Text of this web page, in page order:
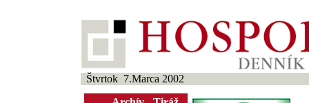
Štvrtok 7.Marca 2002